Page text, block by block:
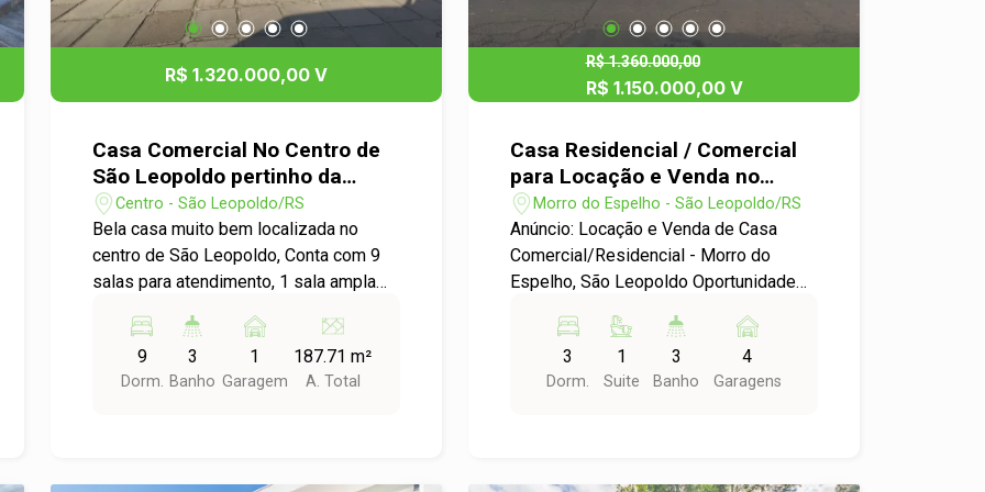
gourmet ou novas construções Perfeita
para quem busca conforto,
R$ 1.320.000,00 V
Casa Comercial No Centro de
São Leopoldo pertinho da
Unimed
Centro - São Leopoldo/RS
Bela casa muito bem localizada no
centro de São Leopoldo, Conta com 9
salas para atendimento, 1 sala ampla
lavabos, uma cozinha e escritório. Na
Edícula de 2 andares se localizam 3
salas , com 2 lavabos e um dos
9
Dorm.
3
Banho
1
Garagem
187.71 m²
A. Total
R$ 1.360.000,00
R$ 1.150.000,00 V
Casa Residencial / Comercial
para Locação e Venda no
bairro Morro do Espelho em
São Leopoldo
Morro do Espelho - São Leopoldo/RS
Anúncio: Locação e Venda de Casa
Comercial/Residencial - Morro do
Espelho, São Leopoldo Oportunidade
excelente opção de imóvel, ideal para
quem busca um espaço versátil que
pode ser utilizado tanto para fins
3
Dorm.
1
Suite
3
Banho
4
Garagens